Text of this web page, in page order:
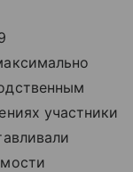
участники